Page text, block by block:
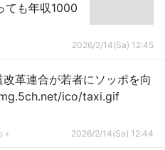
ても年収1000
2026/2/14(Sa) 12:45
革連合が若者にソッポを向
理由 | sssp://img.5ch.net/ico/taxi.gif
2026/2/14(Sa) 12:44